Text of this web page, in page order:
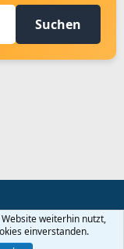
Suchen
Datenschutz
weiterhin nutzt,
einverstanden.